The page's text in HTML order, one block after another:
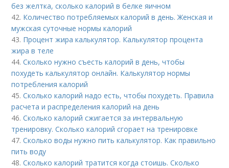
без желтка, сколько калорий в белке яичном
42. Количество потребляемых калорий в день. Женская и
мужская суточные нормы калорий
43. Процент жира калькулятор. Калькулятор процента
жира в теле
44.Сколько нужно съесть калорий в день, чтобы
похудеть калькулятор онлайн. Калькулятор нормы
потребления калорий
45.Сколько калорий надо есть, чтобы похудеть. Правила
расчета и распределения калорий на день
46.Сколько калорий сжигается за интервальную
тренировку. Сколько калорий сгорает на тренировке
47.Сколько воды нужно пить калькулятор. Как правильно
пить воду
48.Сколько калорий тратится когда стоишь. Сколько